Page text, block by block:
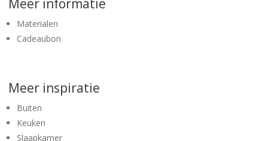
Materialen
Cadeaubon
Meer inspiratie
Buiten
Keuken
Slaapkamer